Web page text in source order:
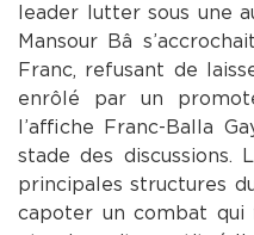
leader lutter sous une
Mansour Bâ
Franc, refusant de
enrôlé par un
l’affiche Franc-Balla
stade des discussions.
principales structures
capoter un combat qui